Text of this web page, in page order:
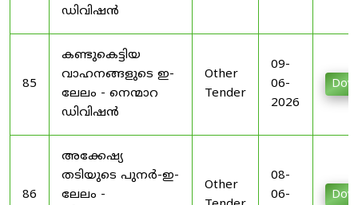
ഡിവിഷൻ
85
കണ്ടുകെട്ടിയ
വാഹനങ്ങളുടെ ഇ-
ലേലം - നെന്മാറ
ഡിവിഷൻ
Other
Tender
09-
06-
2026
86
അക്കേഷ്യ
തടിയുടെ പുനർ-ഇ-
ലേലം -
Other
08-
06-